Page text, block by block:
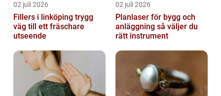
02 juli 2026
Fillers i linköping trygg
väg till ett fräschare
utseende
02 juli 2026
Planlaser för bygg och
anläggning så väljer du
rätt instrument